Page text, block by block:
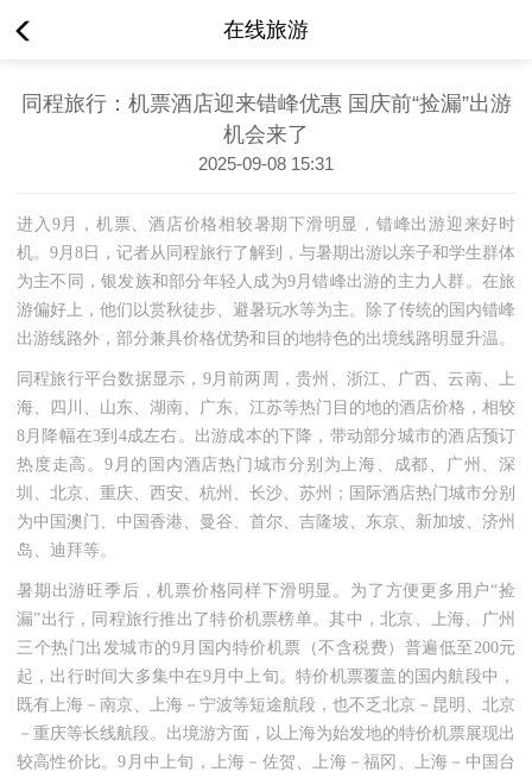
在线旅游
同程旅行：机票酒店迎来错峰优惠 国庆前“捡漏”出游
机会来了
2025-09-08 15:31
进入 9月，机票、酒店价格相较暑期下滑明显，错峰出游迎来好时
机。9月8日，记者从同程旅行了解到，与暑期出游以亲子和学生群体
为主不同，银发族和部分年轻人成为9月错峰出游的主力人群。在旅
游偏好上，他们以赏秋徒步、避暑玩水等为主。除了传统的国内错峰
出游线路外，部分兼具价格优势和目的地特色的出境线路明显升温。
同程旅行平台数据显示， 9月前两周，贵州、浙江、广西、云南、上
海、四川、山东、湖南、广东、江苏等热门目的地的酒店价格，相较
8月降幅在3到4成左右。出游成本的下降，带动部分城市的酒店预订
热度走高。9月的国内酒店热门城市分别为上海、成都、广州、深
圳、北京、重庆、西安、杭州、长沙、苏州；国际酒店热门城市分别
为中国澳门、中国香港、曼谷、首尔、吉隆坡、东京、新加坡、济州
岛、迪拜等。
暑期出游旺季后，机票价格同样下滑明显。为了方便更多用户 “捡
漏”出行，同程旅行推出了特价机票榜单。其中，北京、上海、广州
三个热门出发城市的9月国内特价机票（不含税费）普遍低至200元
起，出行时间大多集中在9月中上旬。特价机票覆盖的国内航段中，
既有上海－南京、上海－宁波等短途航段，也不乏北京－昆明、北京
－重庆等长线航段。出境游方面，以上海为始发地的特价机票展现出
较高性价比。9月中上旬，上海－佐贺、上海－福冈、上海－中国台